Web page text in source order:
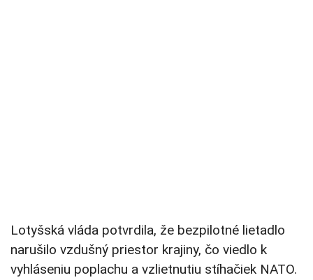
Lotyšská vláda potvrdila, že bezpilotné lietadlo
narušilo vzdušný priestor krajiny, čo viedlo k
vyhláseniu poplachu a vzlietnutiu stíhačiek NATO.